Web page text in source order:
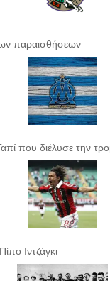
παραισθήσεων
που διέλυσε την
Ιντζάγκι